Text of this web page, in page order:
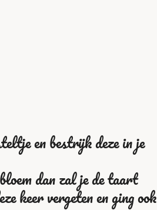
en bestrijk deze in je
dan zal je de taart
keer vergeten en ging ook